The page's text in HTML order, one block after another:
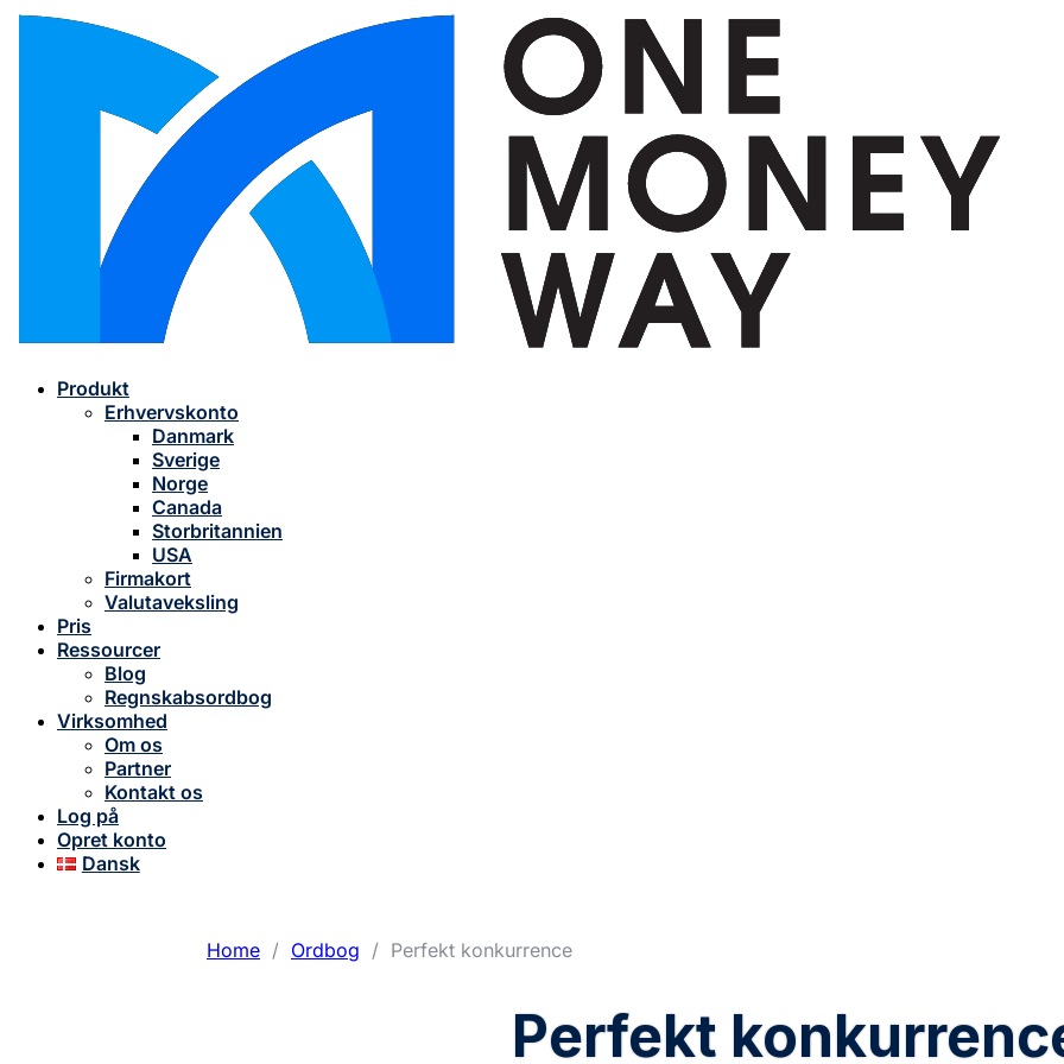
Produkt
Erhvervskonto
Danmark
Sverige
Norge
Canada
Storbritannien
USA
Firmakort
Valutaveksling
Pris
Ressourcer
Blog
Regnskabsordbog
Virksomhed
Om os
Partner
Kontakt os
Log på
Opret konto
Dansk
Home / Ordbog / Perfekt konkurrence
Perfekt